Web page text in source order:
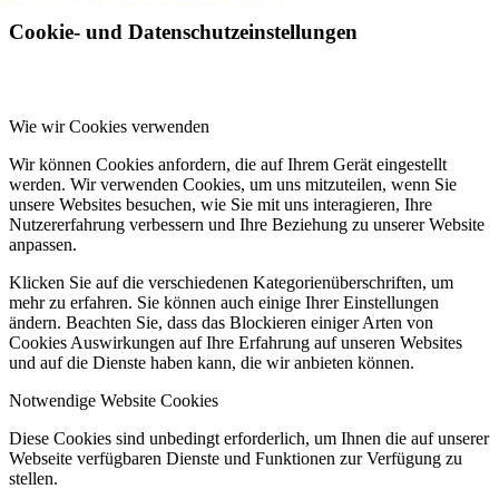
Cookie- und Datenschutzeinstellungen
Wie wir Cookies verwenden
Wir können Cookies anfordern, die auf Ihrem Gerät eingestellt
werden. Wir verwenden Cookies, um uns mitzuteilen, wenn Sie
unsere Websites besuchen, wie Sie mit uns interagieren, Ihre
Nutzererfahrung verbessern und Ihre Beziehung zu unserer Website
anpassen.
Klicken Sie auf die verschiedenen Kategorienüberschriften, um
mehr zu erfahren. Sie können auch einige Ihrer Einstellungen
ändern. Beachten Sie, dass das Blockieren einiger Arten von
Cookies Auswirkungen auf Ihre Erfahrung auf unseren Websites
und auf die Dienste haben kann, die wir anbieten können.
Notwendige Website Cookies
Diese Cookies sind unbedingt erforderlich, um Ihnen die auf unserer
Webseite verfügbaren Dienste und Funktionen zur Verfügung zu
stellen.